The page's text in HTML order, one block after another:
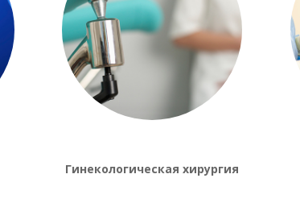
Гинекологическая хирургия